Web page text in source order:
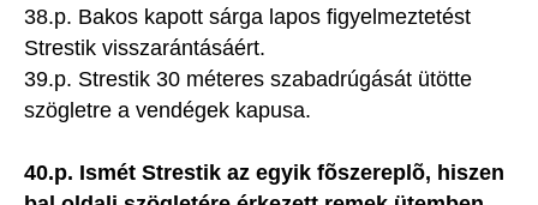
38.p. Bakos kapott sárga lapos figyelmeztetést
Strestik visszarántásáért.
39.p. Strestik 30 méteres szabadrúgását ütötte
szögletre a vendégek kapusa.
40.p. Ismét Strestik az egyik fõszereplõ, hiszen